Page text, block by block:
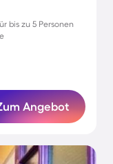
bis zu 5 Personen
Angebot